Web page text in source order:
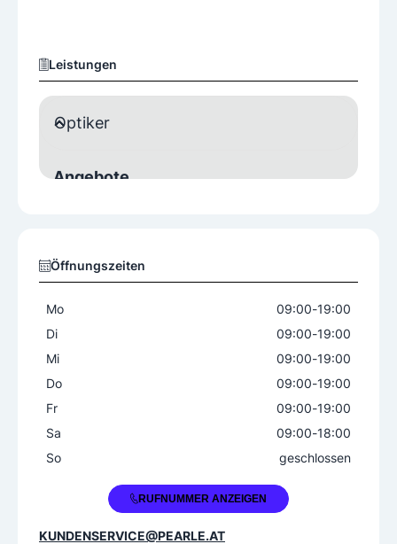
Leistungen
Optiker
Angebote
Sonstige Services
Öffnungszeiten
Mo 09:00-19:00
Di
09:00-19:00
Mi
09:00-19:00
Do
09:00-19:00
Fr
09:00-19:00
Sa
09:00-18:00
So
geschlossen
+43 7672 20721RUFNUMMER ANZEIGEN
KUNDENSERVICE@PEARLE.AT